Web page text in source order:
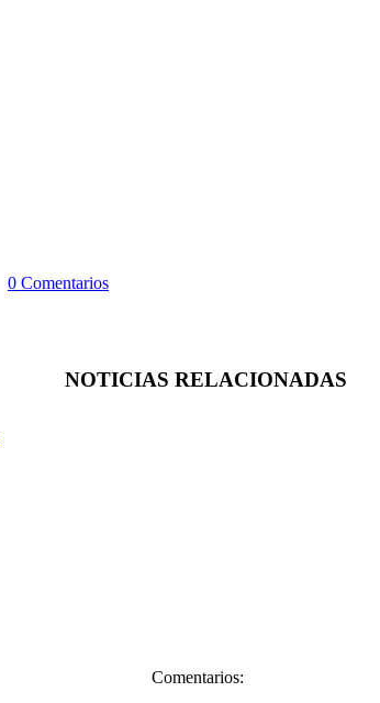
0 Comentarios
NOTICIAS RELACIONADAS
Comentarios: